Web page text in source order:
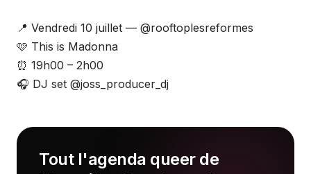
📍 Vendredi 10 juillet — @rooftoplesreformes
🩷 This is Madonna
⏰ 19h00 – 2h00
🎧 DJ set @joss_producer_dj
Tout l'agenda queer de